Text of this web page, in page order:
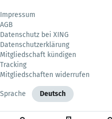
Impressum
AGB
Datenschutz bei XING
Datenschutzerklärung
Mitgliedschaft kündigen
Tracking
Mitgliedschaften widerrufen
Sprache Deutsch